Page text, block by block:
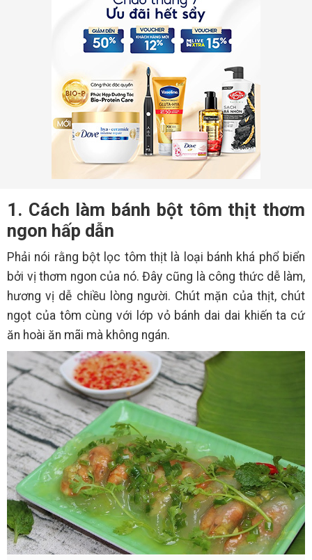
1. Cách làm bánh bột tôm thịt thơm
ngon hấp dẫn
Phải nói rằng bột lọc tôm thịt là loại bánh khá phổ biển
bởi vị thơm ngon của nó. Đây cũng là công thức dễ làm,
hương vị dễ chiều lòng người. Chút mặn của thịt, chút
ngọt của tôm cùng với lớp vỏ bánh dai dai khiến ta cứ
ăn hoài ăn mãi mà không ngán.